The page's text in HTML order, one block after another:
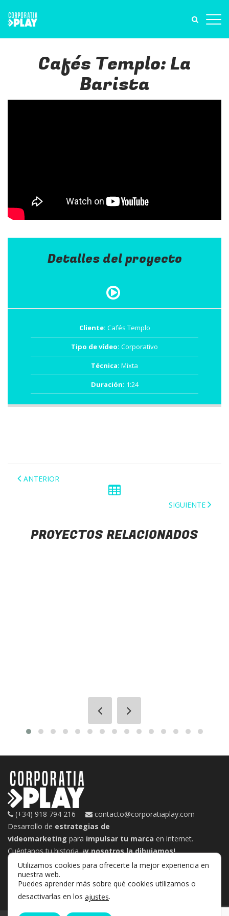
Cafés Templo: La
Barista
Detalles del proyecto
Cliente: Cafés Templo
Tipo de vídeo: Corporativo
Técnica: Mixta
Duración: 1:24
ANTERIOR
SIGUIENTE
PROYECTOS RELACIONADOS
(+34) 918 794 216
contacto@corporatiaplay.com
Desarrollo de estrategias de
videomarketing para impulsar tu marca en internet.
Cuéntanos tu historia,¡y nosotros la dibujamos!
Utilizamos cookies para ofrecerte la mejor experiencia en
nuestra web.
Puedes aprender más sobre qué cookies utilizamos o
desactivarlas en los ajustes.